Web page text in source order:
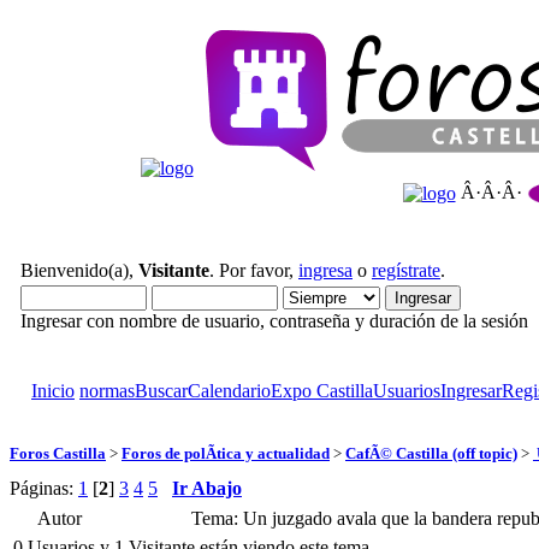
Â·Â·Â·
Bienvenido(a), Visitante. Por favor, ingresa o regístrate.
Ingresar con nombre de usuario, contraseña y duración de la sesión
Inicio normasBuscarCalendarioExpo CastillaUsuariosIngresar
Foros Castilla > Foros de polÃ­tica y actualidad > CafÃ© Castilla (off topic) >
Páginas: 1 [2] 3 4 5
Ir Abajo
Autor
Tema: Un juzgado avala que la bandera